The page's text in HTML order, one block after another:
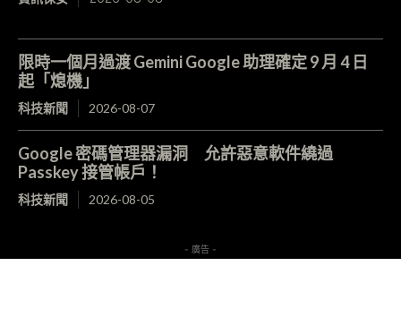
限時一個月過渡 Gemini Google 助理確定 9 月 4 日
起「熄機」
科技新聞 2026-08-07
Google 密碼管理器漏洞 允許惡意軟件繞過
Passkey 接管帳戶！
科技新聞 2026-08-05
- 廣告 -